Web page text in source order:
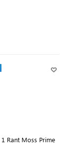
Rant Moss Prime